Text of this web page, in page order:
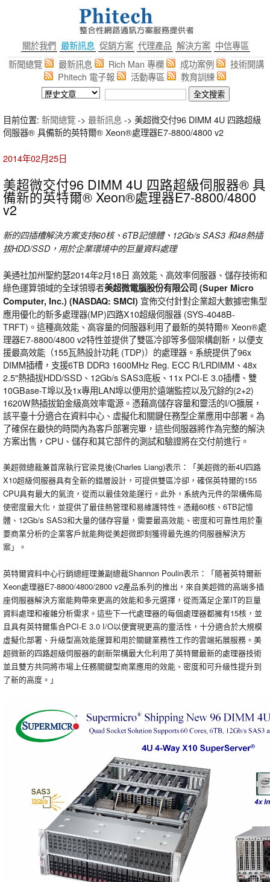
關於我們 最新訊息 促銷方案 代理產品 解決方案 中信專區
新聞總覽
最新訊息 Rich Man 專欄 成功案例
技術開講
Phitech 電子報
活動專區 教育訓練
目前位置: 新聞總覽-> 最新訊息 -> 美超微交付96 DIMM 4U 四路超級
伺服器® 具備新的英特爾® Xeon®處理器E7-8800/4800 v2
2014年02月25日
美超微交付96 DIMM 4U 四路超級伺服器® 具
備新的英特爾® Xeon®處理器E7-8800/4800
v2
新的四插槽解決方案支持60核、6TB記憶體、 12Gb/s SAS3 和48熱插
拔HDD/SSD，用於企業環境中的巨量資料處理
美通社加州聖約瑟2014年2月18日 高效能、高效率伺服器、儲存技術和
綠色運算領域的全球領導者美超微電腦股份有限公司 (Super Micro
Computer, Inc.) (NASDAQ: SMCI) 宣佈交付針對企業超大數據密集型
應用優化的新多處理器(MP)四路X10超級伺服器 (SYS-4048B-
TRFT)。這種高效能、高容量的伺服器利用了最新的英特爾® Xeon®處
理器E7-8800/4800 v2特性並提供了雙區冷卻等多個架構創新，以便支
援最高效能（155瓦熱設計功耗 (TDP)）的處理器。系統提供了96x
DIMM插槽，支援6TB DDR3 1600MHz Reg. ECC R/LRDIMM、48x
2.5"熱插拔HDD/SSD、12Gb/s SAS3底板、11x PCI-E 3.0插槽、雙
10GBase-T埠以及1x專用LAN埠以便用於遠端監控以及冗餘的(2+2)
1620W熱插拔鉑金級高效率電源。憑藉高儲存容量和靈活的I/O擴展，
該平臺十分適合在資料中心、虛擬化和關鍵任務型企業應用中部署。為
了確保在最快的時間內為客戶部署完畢，這些伺服器將作為完整的解決
方案出售，CPU、儲存和其它部件的測試和驗證將在交付前進行。
美超微總裁兼首席執行官梁見後(Charles Liang)表示：「美超微的新4U四路
X10超級伺服器具有全新的錯層設計，可提供雙區冷卻，確保英特爾的155
CPU具有最大的氣流，從而以最佳效能運行。此外，系統內元件的架構佈局
使密度最大化，並提供了最佳熱管理和易維護特性。憑藉60核、6TB記憶
體、12Gb/s SAS3和大量的儲存容量，需要最高效能、密度和可靠性用於重
要商業分析的企業客戶就能夠從美超微即刻獲得最先進的伺服器解決方
案」。
英特爾資料中心行銷總經理兼副總裁Shannon Poulin表示：「隨著英特爾新
Xeon處理器E7-8800/4800/2800 v2產品系列的推出，來自美超微的高端多插
座伺服器解決方案能夠帶來更高的效能和多元選擇，從而滿足企業IT的巨量
資料處理和複雜分析需求。這些下一代處理器的每個處理器都擁有15核，並
且具有英特爾集合PCI-E 3.0 I/O以便實現更高的靈活性，十分適合於大規模
虛擬化部署、升級型高效能運算和用於關鍵業務性工作的雲端拓展服務。美
超微新的四路超級伺服器的創新架構最大化利用了英特爾最新的處理器技術
並且雙方共同將市場上任務關鍵型商業應用的效能、密度和可升級性提升到
了新的高度。」